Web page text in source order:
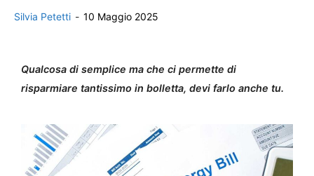
Silvia Petetti - 10 Maggio 2025
Qualcosa di semplice ma che ci permette di
risparmiare tantissimo in bolletta, devi farlo anche tu.